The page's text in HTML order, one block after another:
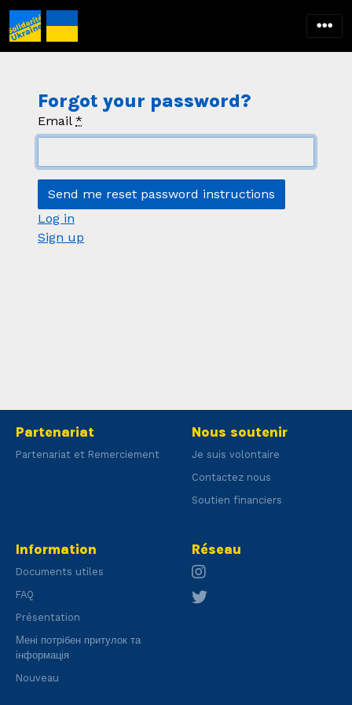
Forgot your password?
Email *
Log in
Sign up
Partenariat
Partenariat et Remerciement
Nous soutenir
Je suis volontaire
Contactez nous
Soutien financiers
Information
Documents utiles
FAQ
Présentation
Мені потрібен притулок та
інформація
Nouveau
Réseau